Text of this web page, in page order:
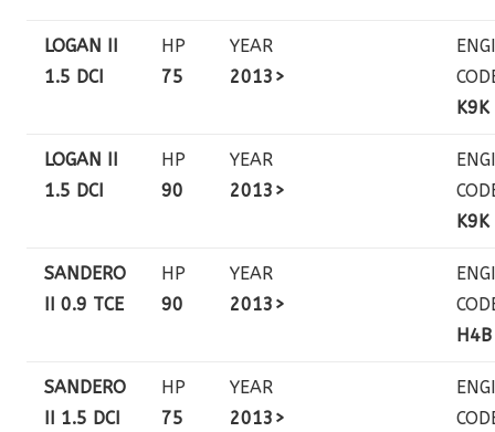
LOGAN II
1.5 DCI
HP
75
YEAR
2013>
K9K
LOGAN II
1.5 DCI
HP
90
YEAR
2013>
K9K
SANDERO
II 0.9 TCE
HP
90
YEAR
2013>
H4B
SANDERO
II 1.5 DCI
HP
75
YEAR
2013>